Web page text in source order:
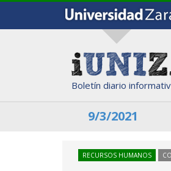
Boletín diario
9/3/2021
RECURSOS HUMANOS